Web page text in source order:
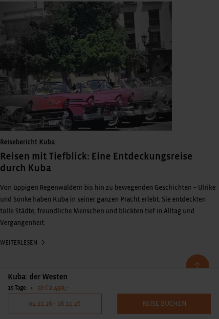
Reisebericht Kuba
Reisen mit Tiefblick: Eine Entdeckungsreise
durch Kuba
Von üppigen Regenwäldern bis hin zu bewegenden Geschichten – Ulrike
und Sönke haben Kuba in seiner ganzen Pracht erlebt. Sie entdeckten
tolle Städte, freundliche Menschen und blickten tief in Alltag und
Vergangenheit.
WEITERLESEN
Kuba: der Westen
15 Tage • ab € 2.450,-
04.11.26 - 18.11.26 REISE BUCHEN